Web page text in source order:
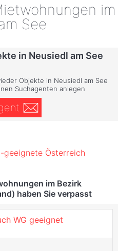
im
See
in Neusiedl am See
Objekte in Neusiedl am See
Suchagenten anlegen
geeignete Österreich
im Bezirk
haben Sie verpasst
WG geeignet